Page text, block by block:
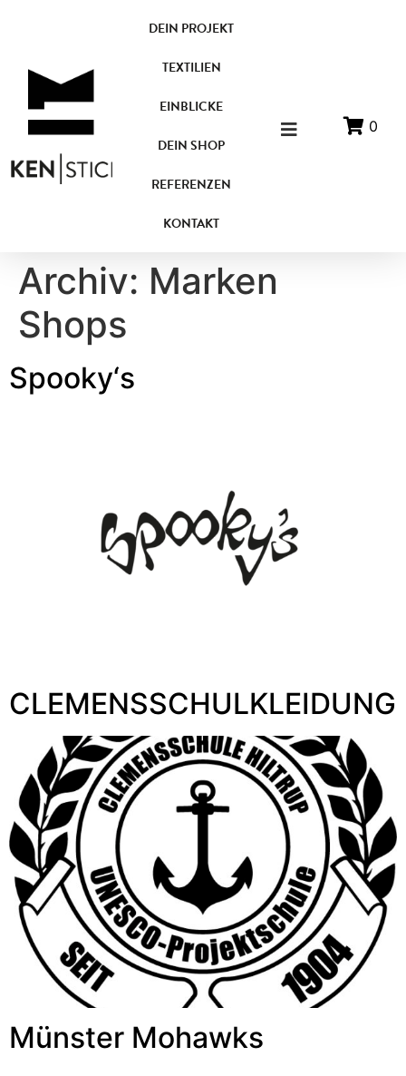
DEIN PROJEKT
TEXTILIEN
EINBLICKE
DEIN SHOP
REFERENZEN
KONTAKT
0
Archiv: Marken
Shops
Spooky‘s
CLEMENSSCHULKLEIDUNG
Münster Mohawks